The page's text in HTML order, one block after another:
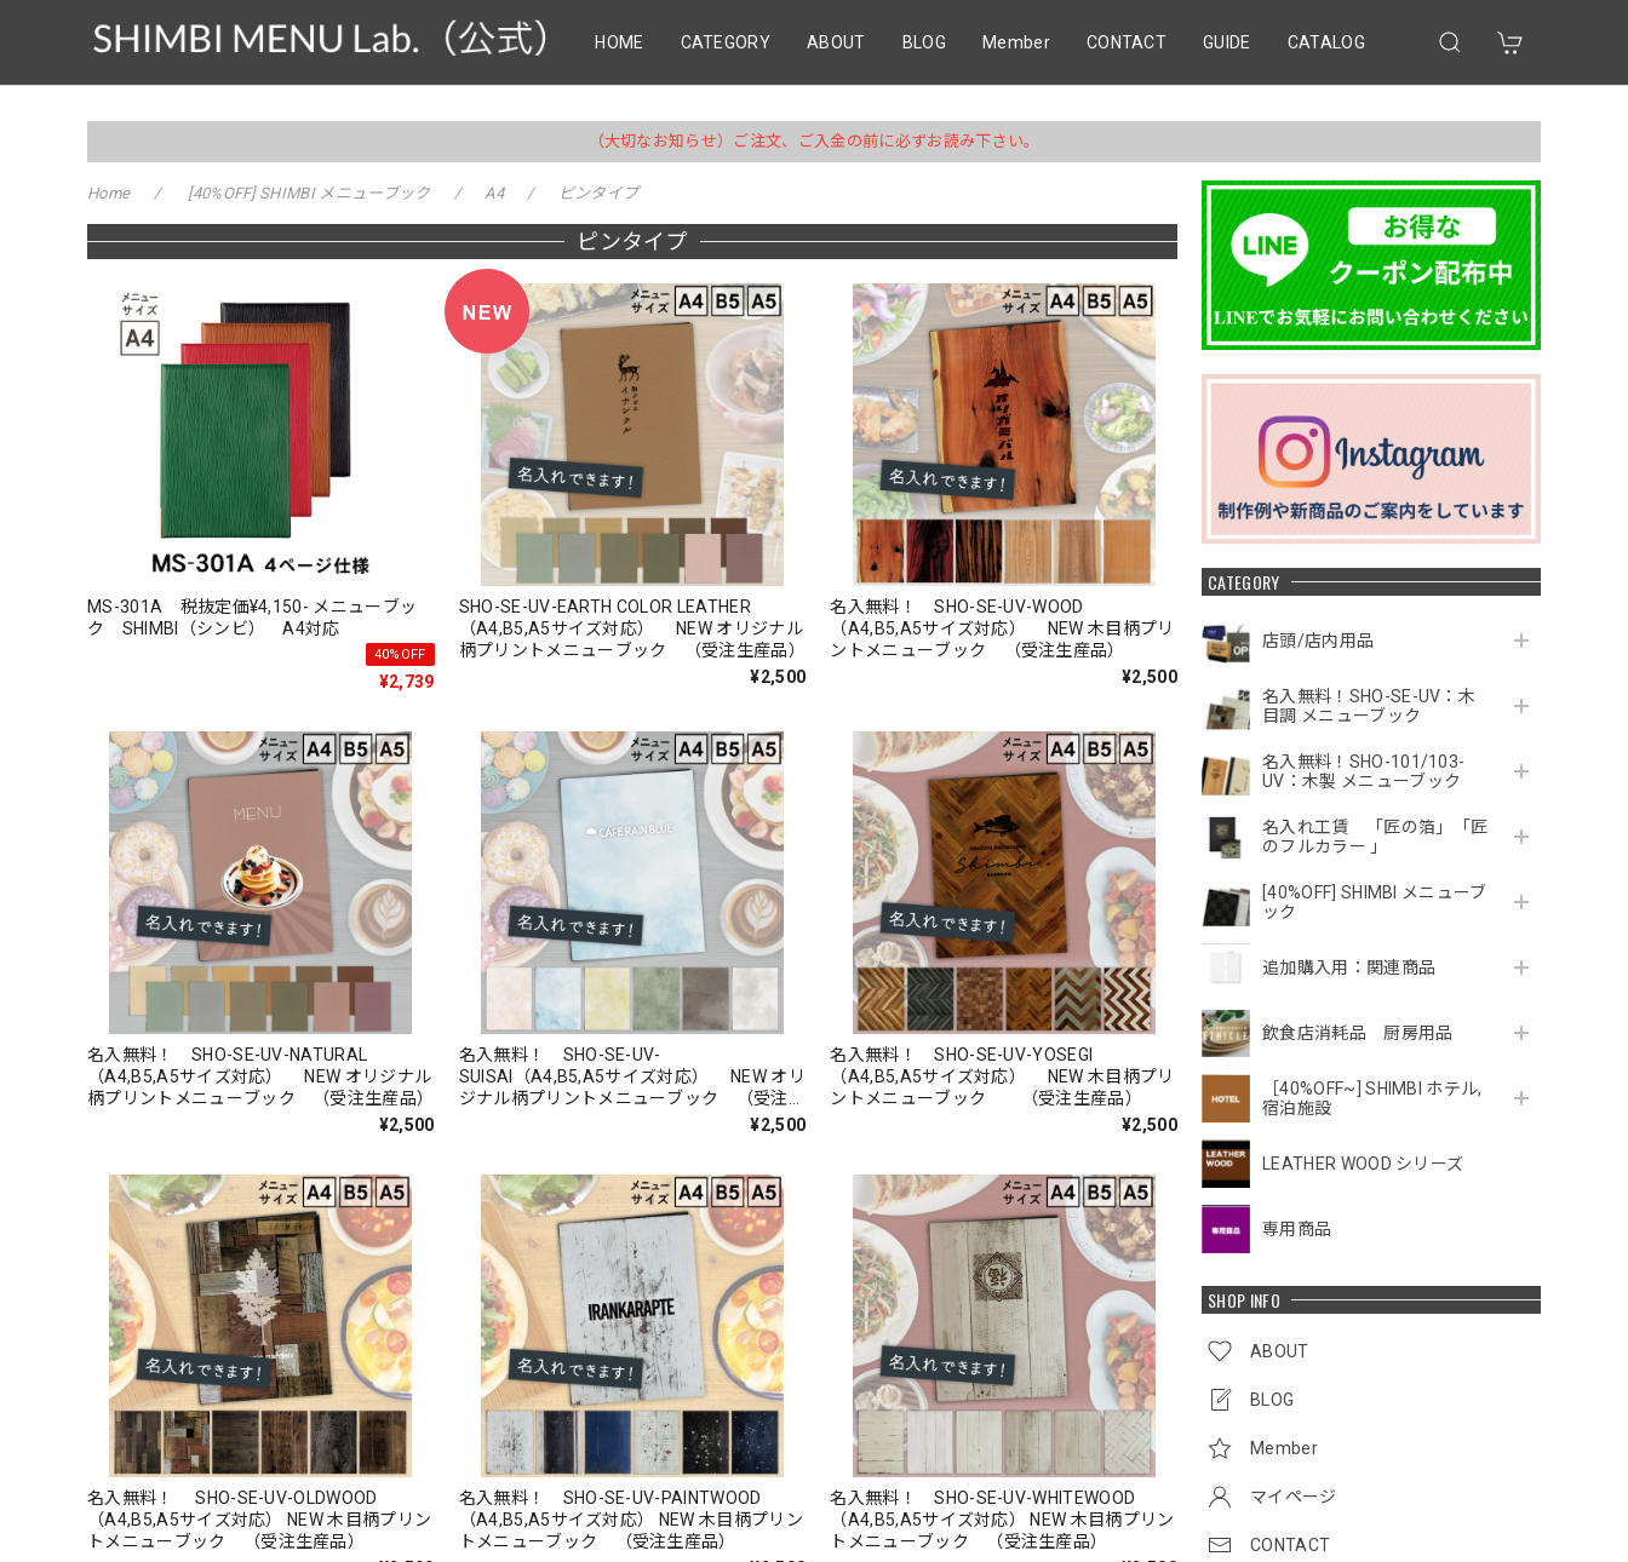
HOME CATEGORY ABOUT BLOG Member CONTACT GUIDE CATALOG
（大切なお知らせ）ご注文、ご入金の前に必ずお読み下さい。
CATEGORY
店頭/店内用品
名入無料！SHO-SE-UV：木
目調 メニューブック
名入無料！SHO-101/103-
UV：木製 メニューブック
名入れ工賃 「匠の箔」「匠
のフルカラー 」
[40%OFF] SHIMBI メニューブ
ック
追加購入用：関連商品
飲食店消耗品 厨房用品
［40%OFF~] SHIMBI ホテル,
宿泊施設
LEATHER WOOD シリーズ
専用商品
SHOP INFO
ABOUT
BLOG
Member
マイページ
CONTACT
Home [40%OFF] SHIMBI メニューブック A4 ピンタイプ
ピンタイプ
MS-301A 税抜定価¥4,150- メニューブッ
ク SHIMBI（シンビ） A4対応
40%OFF
¥2,739
SHO-SE-UV-EARTH COLOR LEATHER
（A4,B5,A5サイズ対応） NEW オリジナル
柄プリントメニューブック （受注生産品）
¥2,500
名入無料！ SHO-SE-UV-WOOD
（A4,B5,A5サイズ対応） NEW 木目柄プリ
ントメニューブック （受注生産品）
¥2,500
名入無料！ SHO-SE-UV-NATURAL
（A4,B5,A5サイズ対応） NEW オリジナル
柄プリントメニューブック （受注生産品）
¥2,500
名入無料！ SHO-SE-UV-
SUISAI（A4,B5,A5サイズ対応） NEW オリ
ジナル柄プリントメニューブック （受注生
¥2,500
名入無料！ SHO-SE-UV-YOSEGI
（A4,B5,A5サイズ対応） NEW 木目柄プリ
ントメニューブック （受注生産品）
¥2,500
名入無料！ SHO-SE-UV-OLDWOOD
（A4,B5,A5サイズ対応） NEW 木目柄プリン
トメニューブック （受注生産品）
名入無料！ SHO-SE-UV-PAINTWOOD
（A4,B5,A5サイズ対応） NEW 木目柄プリン
トメニューブック （受注生産品）
名入無料！ SHO-SE-UV-WHITEWOOD
（A4,B5,A5サイズ対応） NEW 木目柄プリン
トメニューブック （受注生産品）